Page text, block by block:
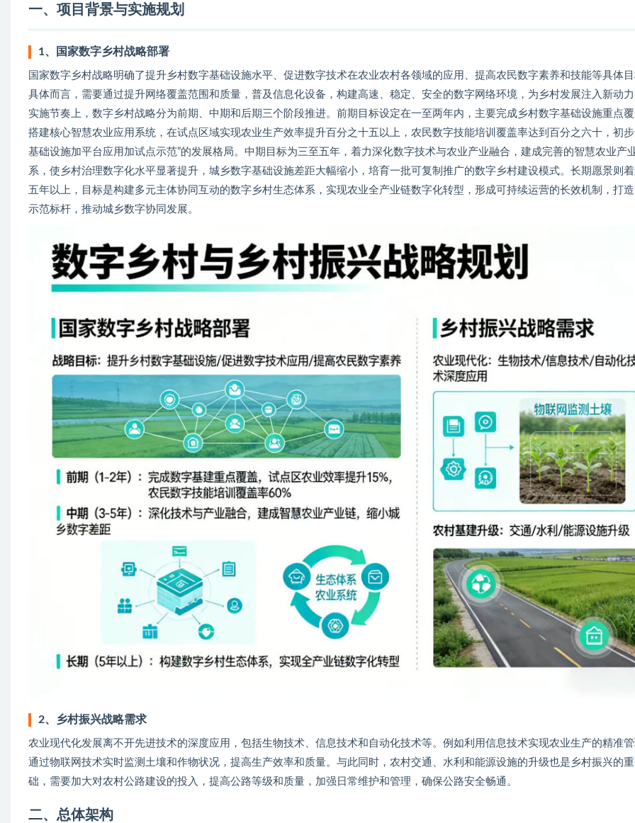
一、项目背景与实施规划
1、国家数字乡村战略部署
国家数字乡村战略明确了提升乡村数字基础设施水平、促进数字技术在农业农村各领域的应用、提高农民数字素养和技能等具体
具体而言，需要通过提升网络覆盖范围和质量，普及信息化设备，构建高速、稳定、安全的数字网络环境，为乡村发展注入新动
实施节奏上，数字乡村战略分为前期、中期和后期三个阶段推进。前期目标设定在一至两年内，主要完成乡村数字基础设施重点
搭建核心智慧农业应用系统，在试点区域实现农业生产效率提升百分之十五以上，农民数字技能培训覆盖率达到百分之六十，初步
基础设施加平台应用加试点示范”的发展格局。中期目标为三至五年，着力深化数字技术与农业产业融合，建成完善的智慧农业产
系，使乡村治理数字化水平显著提升，城乡数字基础设施差距大幅缩小，培育一批可复制推广的数字乡村建设模式。长期愿景则
五年以上，目标是构建多元主体协同互动的数字乡村生态体系，实现农业全产业链数字化转型，形成可持续运营的长效机制，打
示范标杆，推动城乡数字协同发展。
2、乡村振兴战略需求
农业现代化发展离不开先进技术的深度应用，包括生物技术、信息技术和自动化技术等。例如利用信息技术实现农业生产的精准
通过物联网技术实时监测土壤和作物状况，提高生产效率和质量。与此同时，农村交通、水利和能源设施的升级也是乡村振兴的
础，需要加大对农村公路建设的投入，提高公路等级和质量，加强日常维护和管理，确保公路安全畅通。
二、总体架构